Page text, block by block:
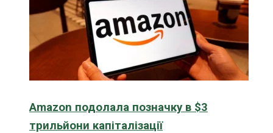
Amazon подолала позначку в $3
трильйони капіталізації